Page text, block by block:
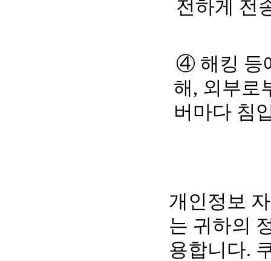
전하게 전
④ 해킹 등
해, 외부로
버마다 침
개인정보
는 귀하의
용합니다.